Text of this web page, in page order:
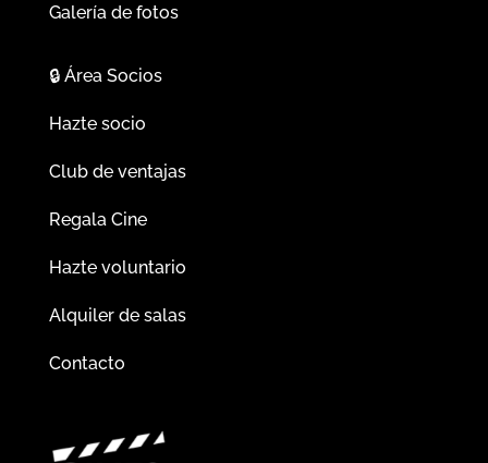
Galería de fotos
🔒Área Socios
Hazte socio
Club de ventajas
Regala Cine
Hazte voluntario
Alquiler de salas
Contacto